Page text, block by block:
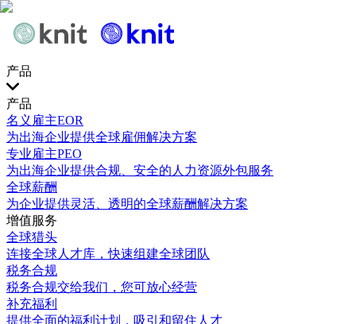
产品
产品
名义雇主EOR
为出海企业提供全球雇佣解决方案
专业雇主PEO
为出海企业提供合规、安全的人力资源外包服务
全球薪酬
为企业提供灵活、透明的全球薪酬解决方案
增值服务
全球猎头
连接全球人才库，快速组建全球团队
税务合规
税务合规交给我们，您可放心经营
补充福利
提供全面的福利计划，吸引和留住人才